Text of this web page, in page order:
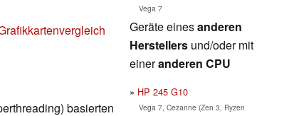
basierten
Vega 7
Geräte einesanderen
Herstellers und/oder mit
eineranderen CPU
HP 245 G10
Vega 7, Cezanne (Zen 3, Ryzen